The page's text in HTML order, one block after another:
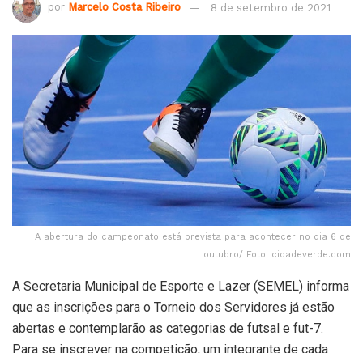
por Marcelo Costa Ribeiro 8 de setembro de 2021
A abertura do campeonato está prevista para acontecer no dia 6 de
outubro/ Foto: cidadeverde.com
A Secretaria Municipal de Esporte e Lazer (SEMEL) informa
que as inscrições para o Torneio dos Servidores já estão
abertas e contemplarão as categorias de futsal e fut-7.
Para se inscrever na competição, um integrante de cada